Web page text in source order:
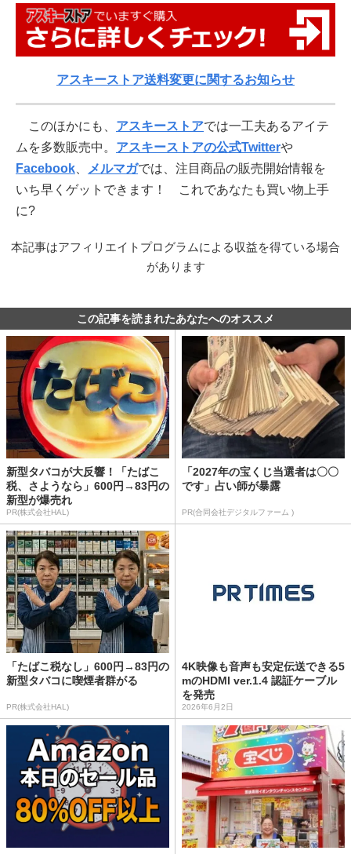
アスキーストア送料変更に関するお知らせ
このほかにも、 アスキーストアでは一工夫あるアイテ
ムを多数販売中。 アスキーストアの公式Twitterや
Facebook
メルマガでは、注目商品の販売開始情報を
いち早くゲットできます！ これであなたも買い物上手
に?
本記事はアフィリエイトプログラムによる収益を得ている場合
があります
この記事を読まれたあなたへのオススメ
新型タバコが大反響！「たばこ
税、さようなら」600円→83円の
新型が爆売れ
PR(株式会社HAL)
「2027年の宝くじ当選者は〇〇
です」占い師が暴露
PR(合同会社デジタルファーム )
「たばこ税なし」600円→83円の
新型タバコに喫煙者群がる
PR(株式会社HAL)
4K映像も音声も安定伝送できる5
mのHDMI ver.1.4 認証ケーブル
を発売
2026年6月2日